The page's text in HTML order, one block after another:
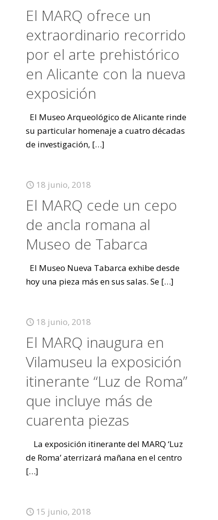
El MARQ ofrece un
extraordinario recorrido
por el arte prehistórico
en Alicante con la nueva
exposición
El Museo Arqueológico de Alicante rinde
su particular homenaje a cuatro décadas
de investigación, […]
18 junio, 2018
El MARQ cede un cepo
de ancla romana al
Museo de Tabarca
El Museo Nueva Tabarca exhibe desde
hoy una pieza más en sus salas. Se […]
18 junio, 2018
El MARQ inaugura en
Vilamuseu la exposición
itinerante “Luz de Roma”
que incluye más de
cuarenta piezas
La exposición itinerante del MARQ ‘Luz
de Roma’ aterrizará mañana en el centro
[…]
15 junio, 2018